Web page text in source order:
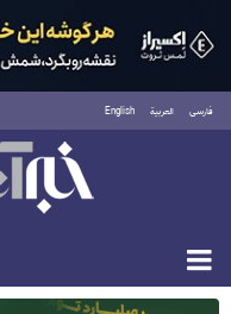
فارسی العربية English
یکشنبه ۱۸ مرداد ۱۴۰۵